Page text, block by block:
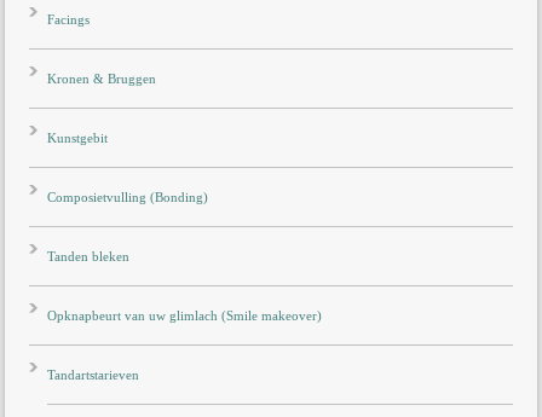
Facings
Kronen & Bruggen
Kunstgebit
Composietvulling (Bonding)
Tanden bleken
Opknapbeurt van uw glimlach (Smile makeover)
Tandartstarieven